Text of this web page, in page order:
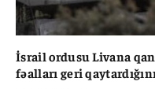
İsrail ordusu Livana
fəalları geri